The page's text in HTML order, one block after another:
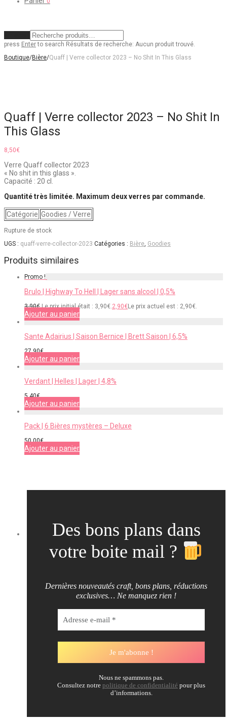
press Enterto search Résultats de recherche: Aucun produit trouvé.
Boutique/Bière/Quaff | Verre collector 2023 – No Shit In This Glass
Quaff | Verre collector 2023 – No Shit In
This Glass
8,50€
Verre Quaff collector 2023
« No shit in this glass ».
Capacité : 20 cl.
Quantité très limitée. Maximum deux verres par commande.
Catégorie Goodies / Verre
Rupture de stock
UGS : quaff-verre-collector-2023 Catégories : Bière, Goodies
Produits similaires
Promo !
Brulo | Highway To Hell | Lager sans alcool | 0,5%
3,90€ Le prix initial était : 3,90€.2,90€Le prix actuel est : 2,90€.
Ajouter au panier
Sante Adairius | Saison Bernice | Brett Saison | 6,5%
27,90€
Ajouter au panier
Verdant | Helles | Lager | 4,8%
5,40€
Ajouter au panier
Pack | 6 Bières mystères – Deluxe
50,00€
Ajouter au panier
Des bons plans dans
votre boite mail ?
Dernières nouveautés craft, bons plans, réductions
exclusives… Ne manquez rien !
Nous ne spammons pas.
Consultez notre politique de confidentialité pour plus
d’informations.